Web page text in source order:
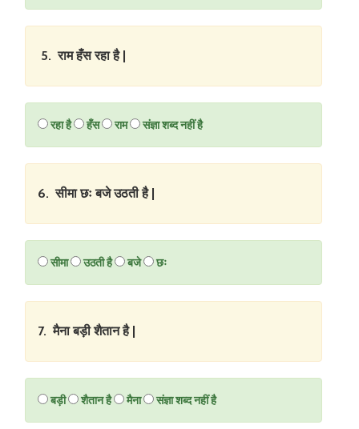
5. राम हँस रहा है |
रहा है हँस राम संज्ञा शब्द नहीं है
6. सीमा छः बजे उठती है |
सीमा उठती है बजे छः
7. मैना बड़ी शैतान है |
बड़ी शैतान है मैना संज्ञा शब्द नहीं है